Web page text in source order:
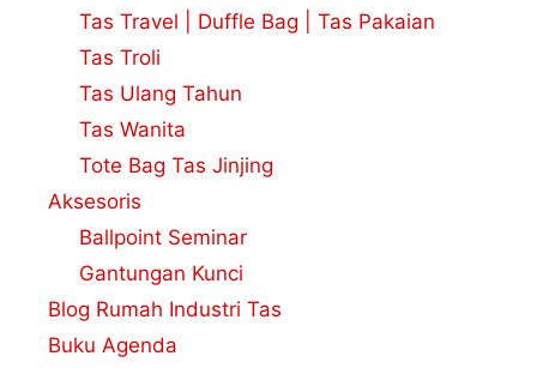
Tas Travel | Duffle Bag | Tas Pakaian
Tas Troli
Tas Ulang Tahun
Tas Wanita
Tote Bag Tas Jinjing
Aksesoris
Ballpoint Seminar
Gantungan Kunci
Blog Rumah Industri Tas
Buku Agenda